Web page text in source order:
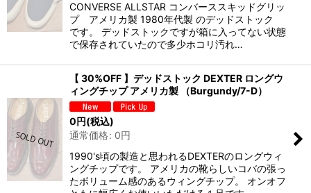
CONVERSE ALLSTAR コンバーススキッドグリッ
プ アメリカ製 1980年代製 のデッドストック
です。 デッドストックですが箱に入ってない状態
で保存されていたので多少ホコリ汚れ…
【 30%OFF 】デッドストック DEXTER ロングウ
ィングチップ アメリカ製 （Burgundy/7-D）
0円(税込)
通常価格: 0円
1990's頃の製造と思われるDEXTERのロングウィ
ングチップです。 アメリカの靴らしいコバの張っ
たボリューム感のあるウィングチップ。 オンオフ